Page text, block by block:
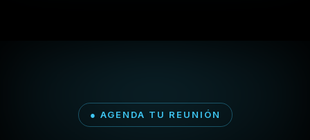
● AGENDA TU REUNIÓN